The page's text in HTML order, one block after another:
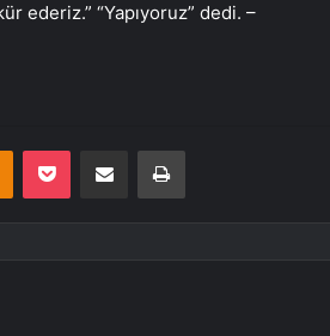
ederiz.” “Yapıyoruz” dedi. –
Odnoklassniki
Pocket E-Posta ile paylaş Yazdır